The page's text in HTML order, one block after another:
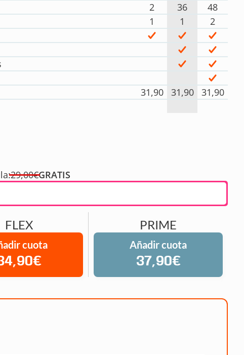
2 36
48
1 1
2
31,90 31,90
31,90
29,00€GRATIS
FLEX
cuota
PRIME
Añadir cuota
37,90€